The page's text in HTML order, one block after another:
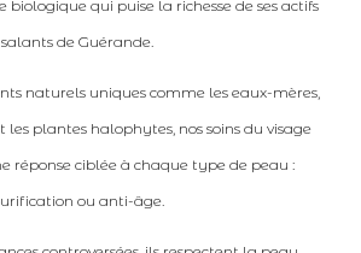
qui puise la richesse de ses actifs
de Guérande.
naturels uniques comme les eaux-mères,
les plantes halophytes, nos soins du visage
réponse ciblée à chaque type de peau :
ou anti-âge.